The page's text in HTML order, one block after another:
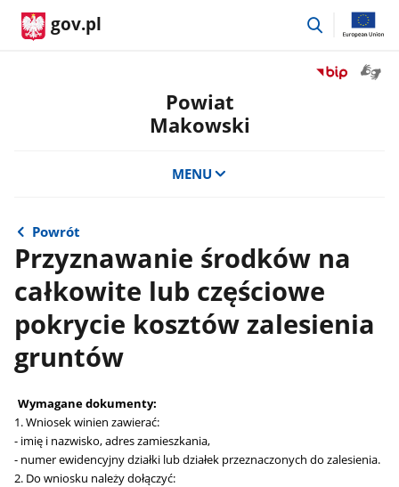
gov.pl
przejdź
Przejdź
Powiat
Makowski
MENU
Powrót
Przyznawanie środków na
całkowite lub częściowe
pokrycie kosztów zalesienia
gruntów
Wymagane dokumenty:
1. Wniosek winien zawierać:
- imię i nazwisko, adres zamieszkania,
- numer ewidencyjny działki lub działek przeznaczonych do zalesienia.
2. Do wniosku należy dołączyć: